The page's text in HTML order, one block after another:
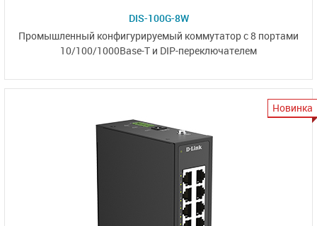
DIS-100G-8W
Промышленный конфигурируемый коммутаторс 8 портами
10/100/1000Base-T и DIP-переключателем
Новинка